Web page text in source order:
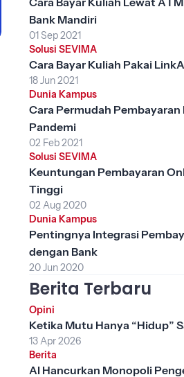
Bank Mandiri
01 Sep 2021
Solusi SEVIMA
Cara Bayar Kuliah Pakai
18 Jun 2021
Dunia Kampus
Cara Permudah Pembayaran
Pandemi
02 Feb 2021
Solusi SEVIMA
Keuntungan Pembayaran
Tinggi
02 Aug 2020
Dunia Kampus
Pentingnya Integrasi
dengan Bank
20 Jun 2020
Berita Terbaru
Opini
Ketika Mutu Hanya “Hidup”
13 Apr 2026
Berita
AI Hancurkan Monopoli